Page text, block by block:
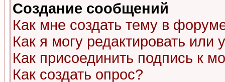
Создание сообщений
Как мне создать тему в
Как я могу редактировать или
Как присоединить подпись к
Как создать опрос?